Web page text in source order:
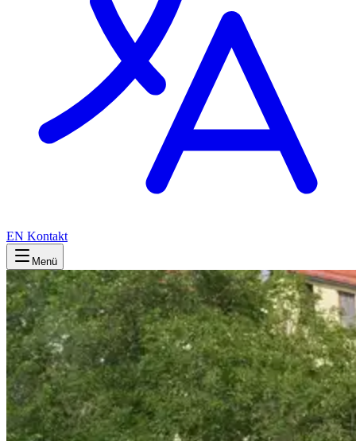
EN Kontakt
Menü